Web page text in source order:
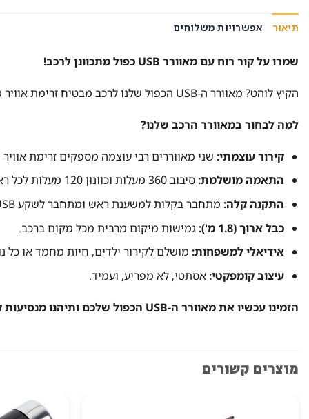
תיאור אפשרויות משלוחים
שמרו על קור רוח עם מאוורר USB כפול מתכוונן לרכב!
הקיץ לוהט? מאוורר ה-USB הכפול שלנו לרכב מבטיח זרימת אוויר מרעננת וקירור יעיל לכל יושבי הרכב, גם במושב האחורי.
למה לבחור במאוורר הרכב שלנו?
קירור עוצמתי:שני מאווררים רבי עוצמה מספקים זרימת
התאמה מושלמת:סיבוב 360 מעלות וכוונון 120 מעלות לכל ראש מאוורר – לקירור אופטימלי ללא "פינות מתות".
התקנה קלה:מתחבר בקלות למשענת ראש ומתחבר לשקע USB.
כבל ארוך (1.8 מ'):
גמישות מיקום מרבית מכל מקום ברכב.
אידיאלי למשפחות:מושלם לקירור ילדים, חיות מחמד או כל
עיצוב קומפקטי:אסתטי, לא מפריע, ועמיד.
הזמינו עכשיו את מאוורר ה-USB הכפול שלכם ותיהנו מנסיעות קרירות ומהנות יותר!
מוצרים קשורים